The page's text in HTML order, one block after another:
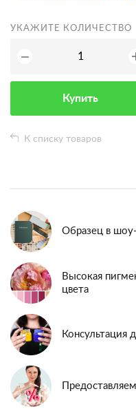
УКАЖИТЕ КОЛИЧЕСТВО
−
Купить
К списку товаров
Образец в
Высокая
цвета
Консультация